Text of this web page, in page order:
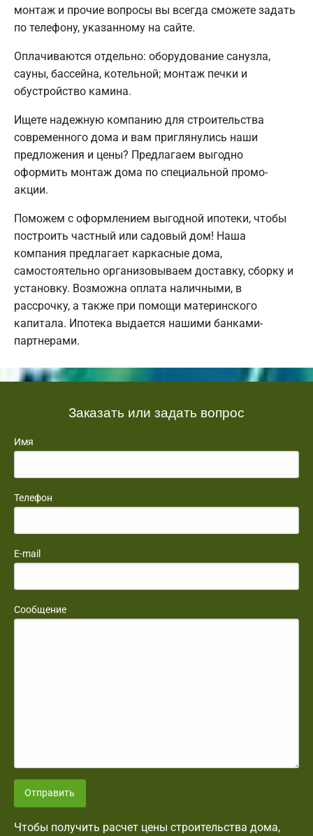
монтаж и прочие вопросы вы всегда сможете задать
по телефону, указанному на сайте.
Оплачиваются отдельно: оборудование санузла,
сауны, бассейна, котельной; монтаж печки и
обустройство камина.
Ищете надежную компанию для строительства
современного дома и вам приглянулись наши
предложения и цены? Предлагаем выгодно
оформить монтаж дома по специальной промо-
акции.
Поможем с оформлением выгодной ипотеки, чтобы
построить частный или садовый дом! Наша
компания предлагает каркасные дома,
самостоятельно организовываем доставку, сборку и
установку. Возможна оплата наличными, в
рассрочку, а также при помощи материнского
капитала. Ипотека выдается нашими банками-
партнерами.
Заказать или задать вопрос
Имя
Телефон
E-mail
Сообщение
Отправить
Чтобы получить расчет цены строительства дома,